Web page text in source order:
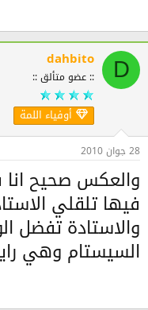
D
dahbito
:: عضو متألق ::
أوفياء اللمة
28 جوان 2010
والعكس صحيح انا
فيها تلقلي
والاستادة تفضل
السيستام وهي